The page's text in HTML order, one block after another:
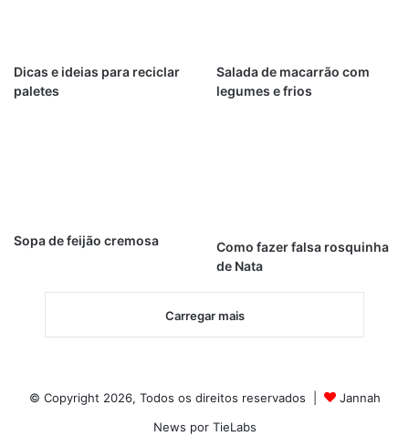
Dicas e ideias para reciclar
paletes
Salada de macarrão com
legumes e frios
Sopa de feijão cremosa
Como fazer falsa rosquinha
de Nata
Carregar mais
© Copyright 2026, Todos os direitos reservados |
Jannah
News por TieLabs